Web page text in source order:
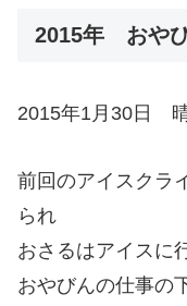
2015年 おや
2015年1月30日
前回のアイスクラ
られ
おさるはアイスに
おやびんの仕事の